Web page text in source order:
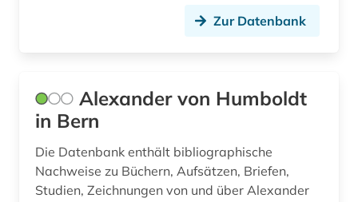
charles (1809-1882) (1)
supplies (1)
Zur Datenbank
Alexander von Humboldt
in Bern
Die Datenbank enthält bibliographische
Nachweise zu Büchern, Aufsätzen, Briefen,
Studien, Zeichnungen von und über Alexander